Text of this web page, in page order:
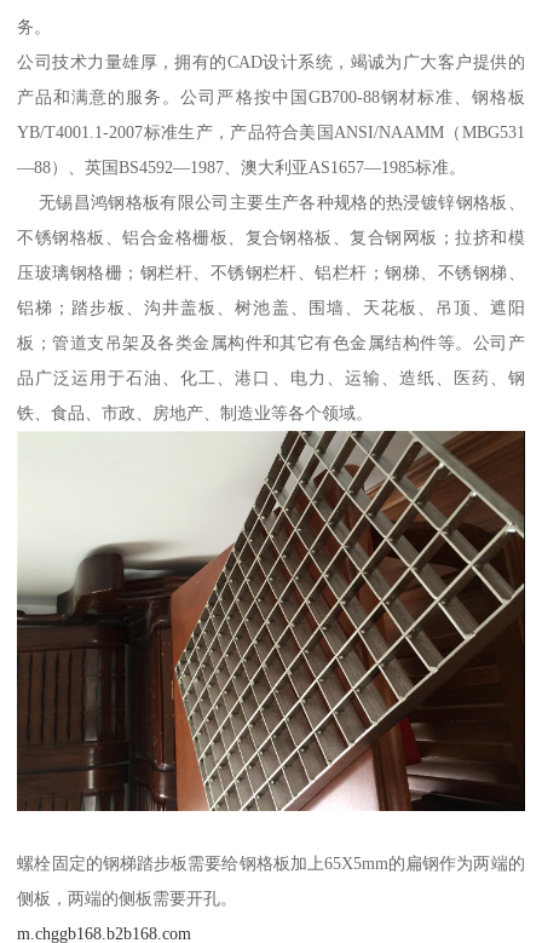
务。
公司技术力量雄厚，拥有的CAD设计系统，竭诚为广大客户提供的
产品和满意的服务。公司严格按中国GB700-88钢材标准、钢格板
YB/T4001.1-2007标准生产，产品符合美国ANSI/NAAMM（MBG531
—88）、英国BS4592—1987、澳大利亚AS1657—1985标准。
无锡昌鸿钢格板有限公司主要生产各种规格的热浸镀锌钢格板、
不锈钢格板、铝合金格栅板、复合钢格板、复合钢网板；拉挤和模
压玻璃钢格栅；钢栏杆、不锈钢栏杆、铝栏杆；钢梯、不锈钢梯、
铝梯；踏步板、沟井盖板、树池盖、围墙、天花板、吊顶、遮阳
板；管道支吊架及各类金属构件和其它有色金属结构件等。公司产
品广泛运用于石油、化工、港口、电力、运输、造纸、医药、钢
铁、食品、市政、房地产、制造业等各个领域。
螺栓固定的钢梯踏步板需要给钢格板加上65X5mm的扁钢作为两端的
侧板，两端的侧板需要开孔。
m.chggb168.b2b168.com